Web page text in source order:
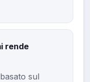
rende
sul